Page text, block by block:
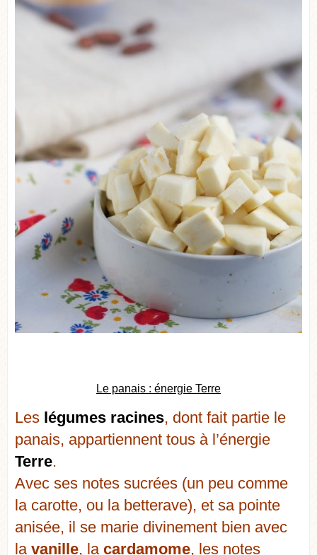
Le panais : énergie Terre
Les légumes racines, dont fait partie le
panais, appartiennent tous à l’énergie
Terre.
Avec ses notes sucrées (un peu comme
la carotte, ou la betterave), et sa pointe
anisée, il se marie divinement bien avec
la vanille, la cardamome, les notes